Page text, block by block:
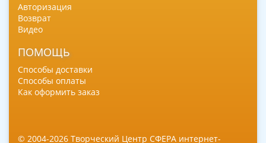
Авторизация
Возврат
Видео
ПОМОЩЬ
Способы доставки
Способы оплаты
Как оформить заказ
© 2004-2026 Творческий Центр СФЕРА интернет-